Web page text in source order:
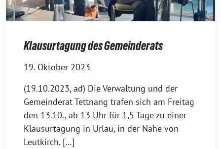
Klausurtagung des Gemeinderats
19. Oktober 2023
(19.10.2023, ad) Die Verwaltung und der
Gemeinderat Tettnang tra­fen sich am Freitag
den 13.10., ab 13 Uhr für 1,5 Tage zu einer
Klausurtagung in Urlau, in der Nähe von
Leutkirch. […]